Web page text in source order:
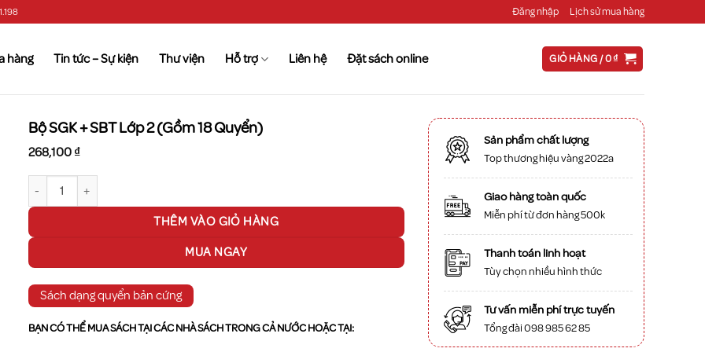
Đăng nhập Lịch sử mua hàng
hàng Tin tức – Sự kiện Thư viện Hỗ trợ Liên hệ Đặt sách online GIỎ HÀNG /0₫
Bộ SGK + SBT Lớp 2 (Gồm 18 Quyển)
268,100₫
Bộ SGK + SBT Lớp 2 (Gồm 18 Quyển) số lượng
THÊM VÀO GIỎ HÀNG
MUA NGAY
Sách dạng quyển bản cứng
BẠN CÓ THỂ MUA SÁCH TẠI CÁC NHÀ SÁCH TRONG CẢ NƯỚC HOẶC TẠI:
Sản phẩm chất lượng
Top thương hiệu vàng 2022a
Giao hàng toàn quốc
Miễn phí từ đơn hàng 500k
Thanh toán linh hoạt
Tùy chọn nhiều hình thức
Tư vấn miễn phí trực tuyến
Tổng đài 098 985 62 85